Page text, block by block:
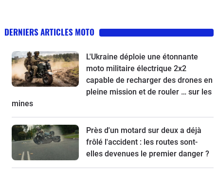
DERNIERS ARTICLES MOTO
L'Ukraine déploie une étonnante
moto militaire électrique 2x2
capable de recharger des drones en
pleine mission et de rouler … sur les
mines
Près d'un motard sur deux a déjà
frôlé l'accident : les routes sont-
elles devenues le premier danger ?